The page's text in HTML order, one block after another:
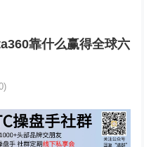
靠什么赢得全球六